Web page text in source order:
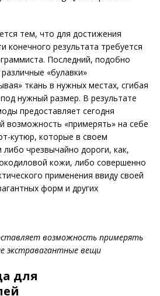
тем, что для достижения
конечного результата требуется
Последний, подобно
«булавки»
ткань в нужных местах, сгибая
нужный размер. В результате
предоставляет сегодня
возможность «примерять» на себе
кутюр, которые в своем
чрезвычайно дороги, как,
кожи, либо совершенно
применения ввиду своей
форм и других
возможность примерять
экстравагантные вещи
для